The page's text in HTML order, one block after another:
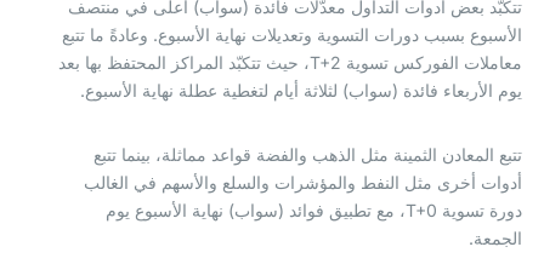
تتكبّد بعض أدوات التداول معدّلات فائدة (سواب) أعلى في منتصف
الأسبوع بسبب دورات التسوية وتعديلات نهاية الأسبوع. وعادةً ما تتبع
معاملات الفوركس تسوية T+2، حيث تتكبّد المراكز المحتفظ بها بعد
يوم الأربعاء فائدة (سواب) لثلاثة أيام لتغطية عطلة نهاية الأسبوع.
تتبع المعادن الثمينة مثل الذهب والفضة قواعد مماثلة، بينما تتبع
أدوات أخرى مثل النفط والمؤشرات والسلع والأسهم في الغالب
دورة تسوية T+0، مع تطبيق فوائد (سواب) نهاية الأسبوع يوم
الجمعة.